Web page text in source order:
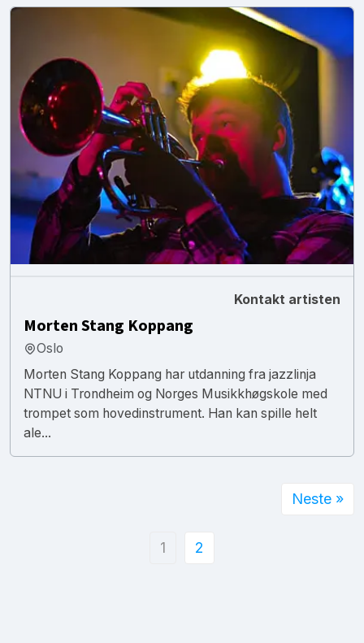
Kontakt artisten
Morten Stang Koppang
Oslo
Morten Stang Koppang har utdanning fra jazzlinja
NTNU i Trondheim og Norges Musikkhøgskole med
trompet som hovedinstrument. Han kan spille helt
ale...
1 2
Neste »